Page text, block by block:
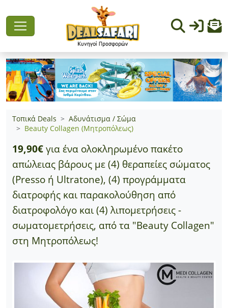
Τοπικά Deals
Αδυνάτισμα / Σώμα
Beauty Collagen (Μητροπόλεως)
19,90€για ένα ολοκληρωμένο πακέτο
απώλειας βάρους με (4) θεραπείες σώματος
(Presso ή Ultratone), (4) προγράμματα
διατροφής και παρακολούθηση από
διατροφολόγο και (4) λιπομετρήσεις -
σωματομετρήσεις, από τα "Beauty Collagen"
στη Μητροπόλεως!